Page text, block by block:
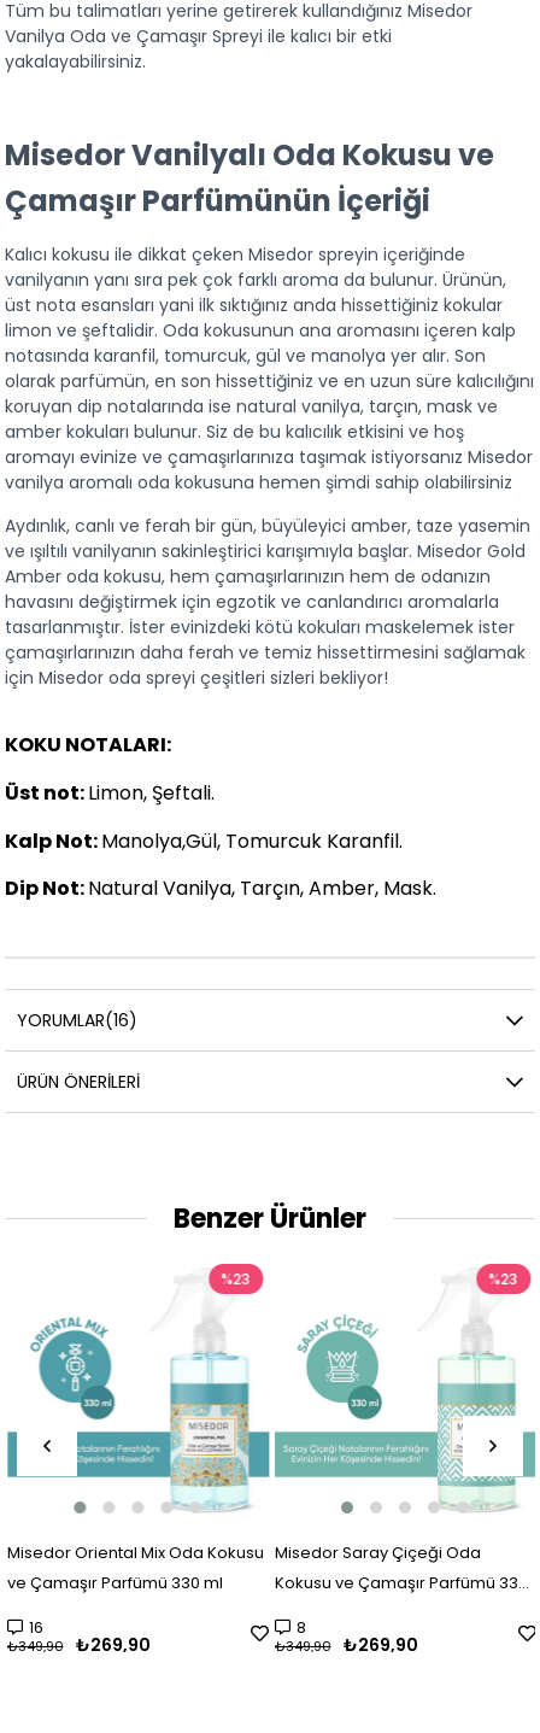
Tüm bu talimatları yerine getirerek kullandığınız Misedor
Vanilya Oda ve Çamaşır Spreyi ile kalıcı bir etki
yakalayabilirsiniz.
Misedor Vanilyalı Oda Kokusu ve
Çamaşır Parfümünün İçeriği
Kalıcı kokusu ile dikkat çeken Misedor spreyin içeriğinde
vanilyanın yanı sıra pek çok farklı aroma da bulunur. Ürünün,
üst nota esansları yani ilk sıktığınız anda hissettiğiniz kokular
limon ve şeftalidir. Oda kokusunun ana aromasını içeren kalp
notasında karanfil, tomurcuk, gül ve manolya yer alır. Son
olarak parfümün, en son hissettiğiniz ve en uzun süre kalıcılığını
koruyan dip notalarında ise natural vanilya, tarçın, mask ve
amber kokuları bulunur. Siz de bu kalıcılık etkisini ve hoş
aromayı evinize ve çamaşırlarınıza taşımak istiyorsanız Misedor
vanilya aromalı oda kokusuna hemen şimdi sahip olabilirsiniz
Aydınlık, canlı ve ferah bir gün, büyüleyici amber, taze yasemin
ve ışıltılı vanilyanın sakinleştirici karışımıyla başlar. Misedor Gold
Amber oda kokusu, hem çamaşırlarınızın hem de odanızın
havasını değiştirmek için egzotik ve canlandırıcı aromalarla
tasarlanmıştır. İster evinizdeki kötü kokuları maskelemek ister
çamaşırlarınızın daha ferah ve temiz hissettirmesini sağlamak
için Misedor oda spreyi çeşitleri sizleri bekliyor!
KOKU NOTALARI:
Üst not:Limon, Şeftali.
Kalp Not:Manolya,Gül, Tomurcuk Karanfil.
Dip Not:Natural Vanilya, Tarçın, Amber, Mask.
YORUMLAR(16)
ÜRÜN ÖNERILERI
Benzer Ürünler
Misedor Oriental Mix Oda Kokusu
ve Çamaşır Parfümü 330 ml
16
₺269,90
₺349,90
%23
Misedor Saray Çiçeği Oda
Kokusu ve Çamaşır Parfümü 330
ml
8
₺269,90
₺349,90
%23